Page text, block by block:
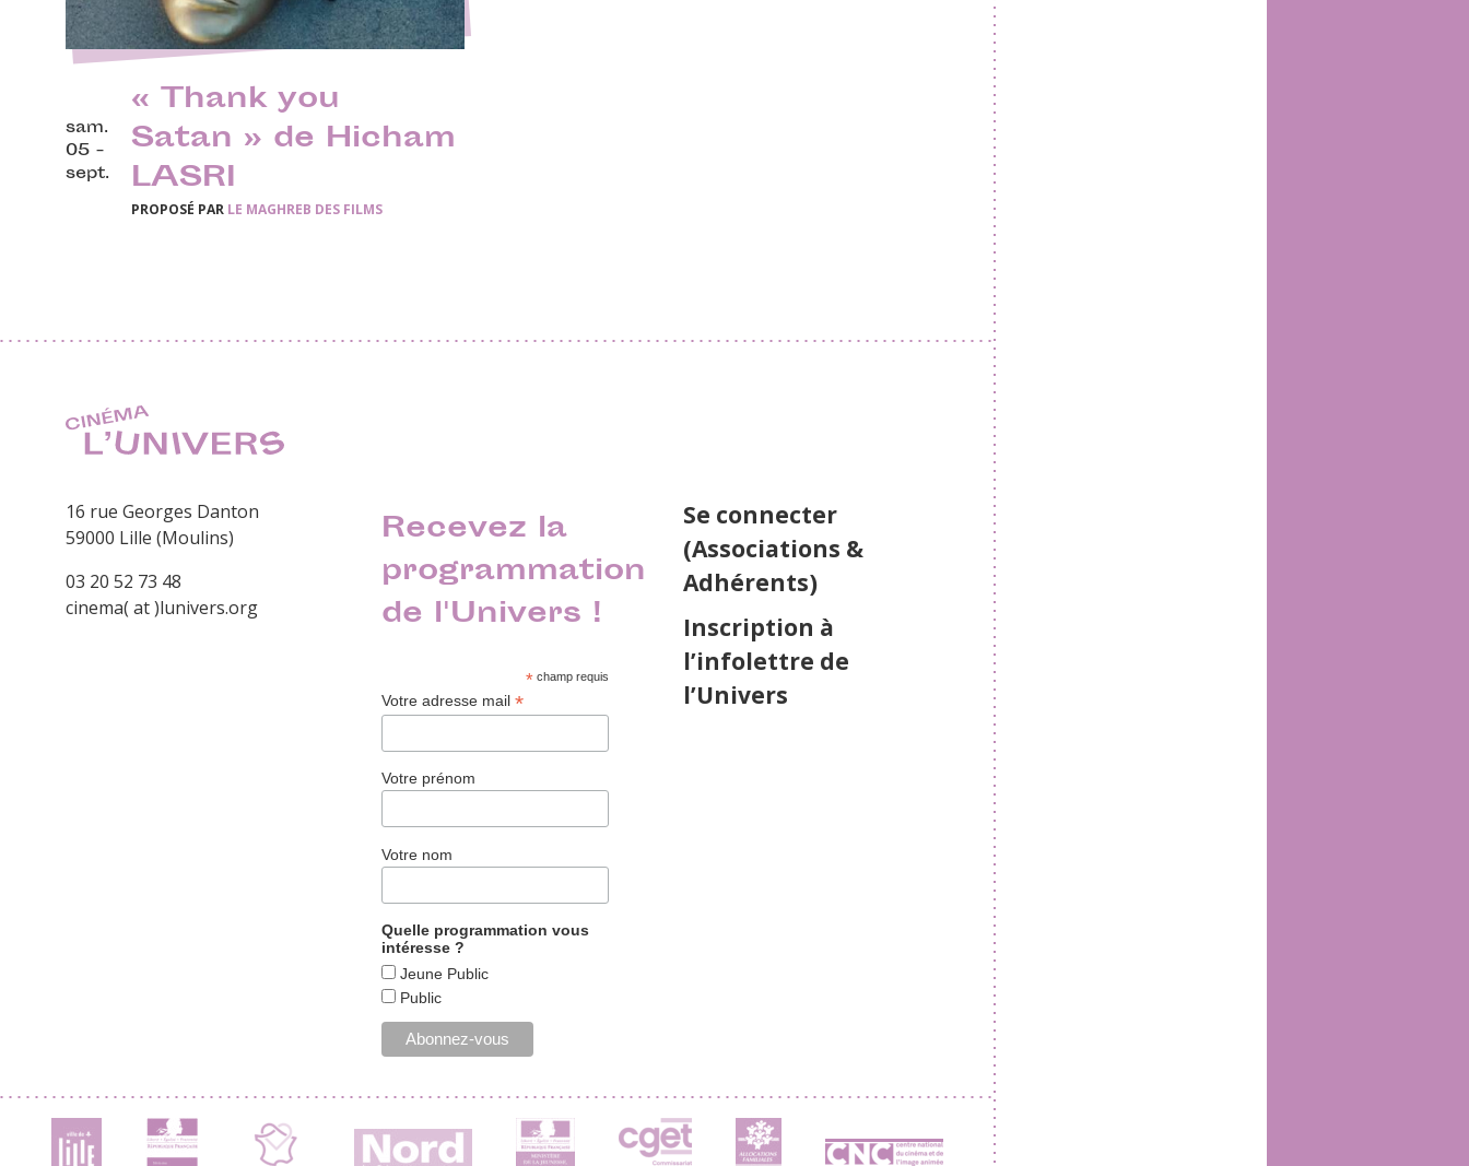
sam.
05 -
sept.
« Thank you
Satan » de Hicham
LASRI
PROPOSÉ PAR LE MAGHREB DES FILMS
16 rue Georges Danton
59000 Lille (Moulins)
03 20 52 73 48
cinema( at )lunivers.org
Recevez la
programmation
de l'Univers !
*champ requis
Votre adresse mail*
Votre prénom
Votre nom
Quelle programmation vous
intéresse ?
Jeune Public
Public
Se connecter
(Associations &
Adhérents)
Inscription à
l’infolettre de
l’Univers